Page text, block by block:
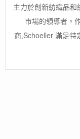
主力於創新紡織品
市場的領導者。
商,Schoeller 滿足特